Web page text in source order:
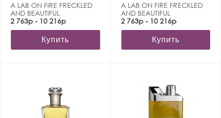
A LAB ON FIRE FRECKLED
AND BEAUTIFUL
2 763р - 10 216р
Купить
A LAB ON FIRE FRECKLED
AND BEAUTIFUL
2 763р - 10 216р
Купить